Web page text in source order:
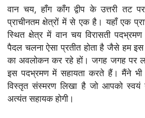
वान चय, हाँग काँग द्वीप के उत्तरी तट
प्राचीनतम क्षेत्रों में से एक है। यहाँ एक
स्थित क्षेत्र में वान चय विरासती
पैदल चलना ऐसा प्रतीत होता है जैसे हम इस
का अवलोकन कर रहे हों। जगह जगह पर
इस पदभ्रमण में सहायता करते हैं। मैंने
विस्तृत संस्मरण लिखा है जो आपको
अत्यंत सहायक होगी।